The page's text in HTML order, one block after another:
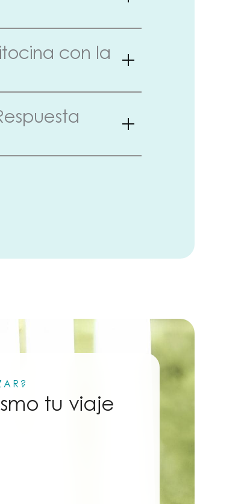
con la
tu viaje